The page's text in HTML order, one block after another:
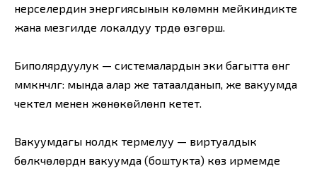
нерселердин энергиясынын көлөмүнүн мейкиндикте
жана мезгилде локалдуу түрдө өзгөрүшү.
Биполярдуулук — системалардын эки багытта өнүгүү
мүмкүнчүлүгү: мында алар же татаалданып, же вакуумда
чектелүү менен жөнөкөйлөнүп кетет.
Вакуумдагы нолдүк термелуу — виртуалдык
бөлүкчөлөрдүн вакуумда (боштукта) көз ирмемде